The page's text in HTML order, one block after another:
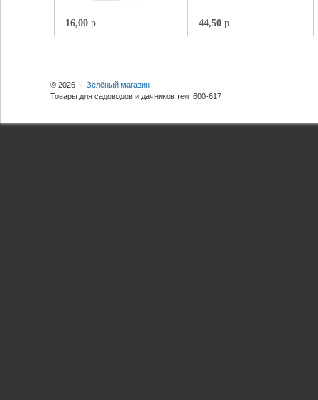
16,00 р. 44,50 р.
© 2026 · Зелёный магазин
Товары для садоводов и дачников тел. 600-617